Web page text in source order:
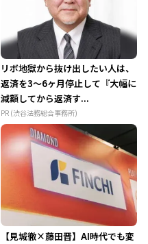
リボ地獄から抜け出したい人は、
返済を3～6ヶ月停止して『大幅に
減額してから返済す...
PR (渋谷法務総合事務所)
【見城徹×藤田晋】AI時代でも変